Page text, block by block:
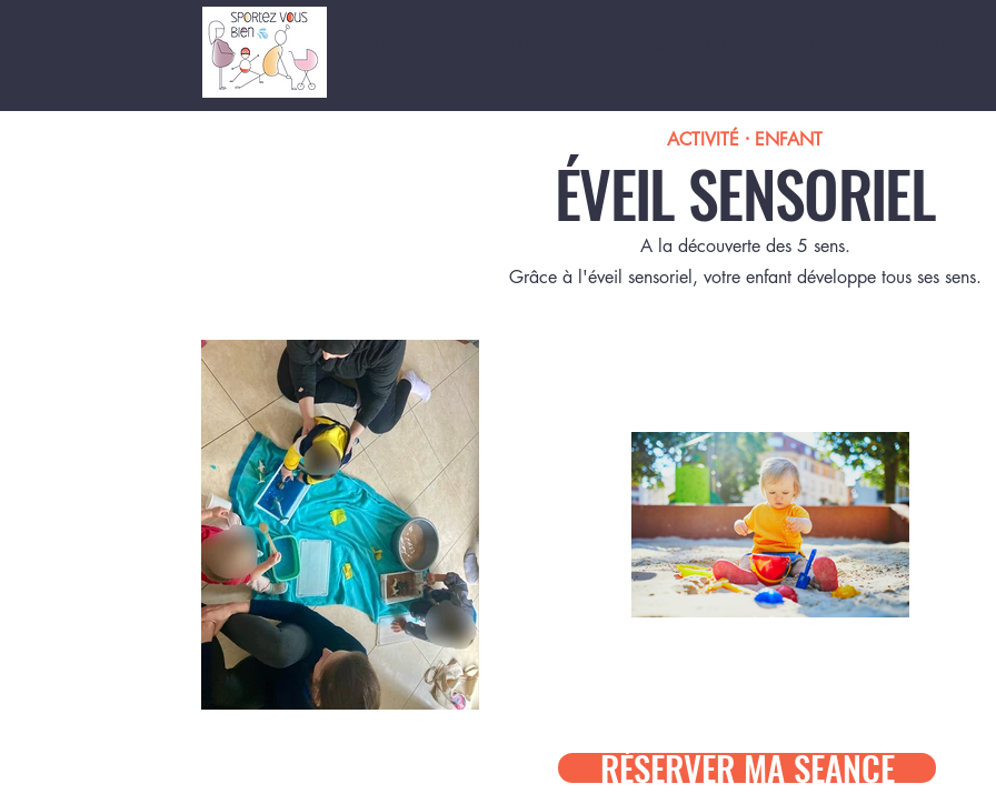
ACTIVITÉ ⸱ ENFANT
ÉVEIL SENSORIEL
A la découverte des 5 sens.
Grâce à l'éveil sensoriel, votre enfant développe tous ses sens.
RÉSERVER MA SEANCE